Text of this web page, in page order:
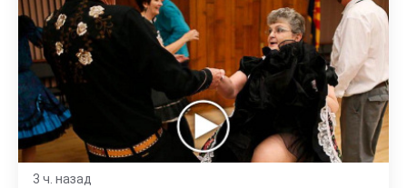
3 ч. назад